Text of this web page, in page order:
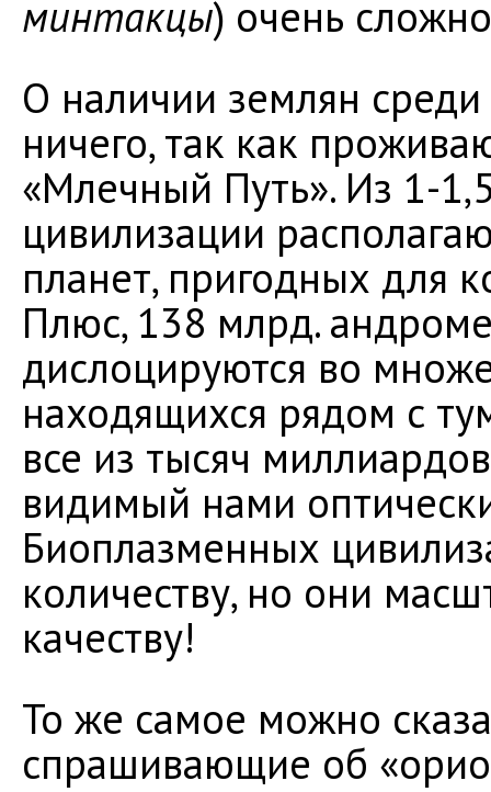
минтакцы) очень
О наличии землян
ничего, так как
«Млечный Путь». Из 1-
цивилизации
планет, пригодных для
Плюс, 138 млрд.
дислоцируются во
находящихся рядом с
все из тысяч
видимый нами
Биоплазменных
количеству, но они
качеству!
То же самое можно
спрашивающие об